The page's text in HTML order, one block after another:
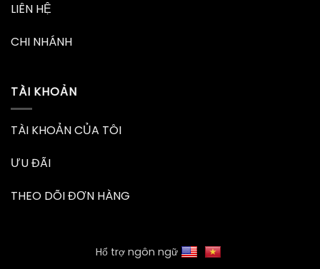
LIÊN HỆ
CHI NHÁNH
TÀI KHOẢN
TÀI KHOẢN CỦA TÔI
ƯU ĐÃI
THEO DÕI ĐƠN HÀNG
Hổ trợ ngôn ngữ